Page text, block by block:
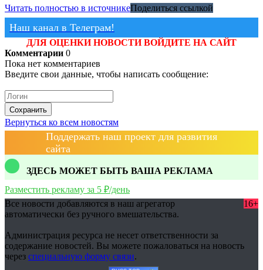
Читать полностью в источникеПоделиться ссылкой
Наш канал в Телеграм!
ДЛЯ ОЦЕНКИ НОВОСТИ ВОЙДИТЕ НА САЙТ
Комментарии 0
Пока нет комментариев
Введите свои данные, чтобы написать сообщение:
Сохранить
Вернуться ко всем новостям
Поддержать наш проект для развития
сайта
ЗДЕСЬ МОЖЕТ БЫТЬ ВАША РЕКЛАМА
Разместить рекламу за 5 ₽/день
Все новости добавляются в наш агрегатор
автоматически без ручного вмешательства.
16+
Администрация ресурса не несет ответственности за
содержание новостей. Вы можете пожаловаться на новость
через специальную форму связи.